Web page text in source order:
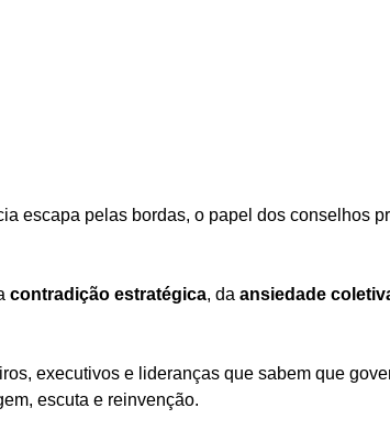
escapa pelas bordas, o papel dos conselhos
contradição estratégica, da ansiedade
executivos e lideranças que sabem que
escuta e reinvenção.